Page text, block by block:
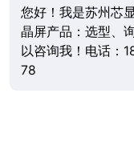
您好！我是苏州芯
晶屏产品：选型、
以咨询我！电话：
78